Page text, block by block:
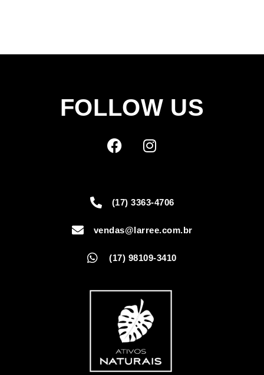
(17) 3363-4706
vendas@larree.com.br
(17) 98109-3410
FOLLOW US